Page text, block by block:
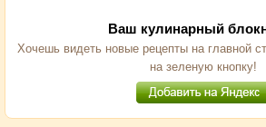
Ваш кулинарный
Хочешь видеть новые рецепты на главной
на зеленую кнопку!